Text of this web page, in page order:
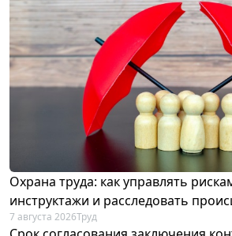
Охрана труда: как управлять
инструктажи и расследовать
7 августа 2026Труд